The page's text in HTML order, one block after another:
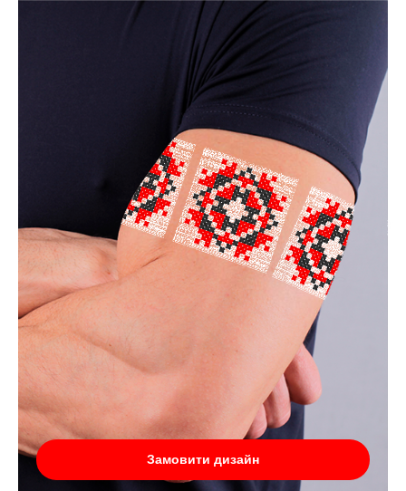
Замовити дизайн